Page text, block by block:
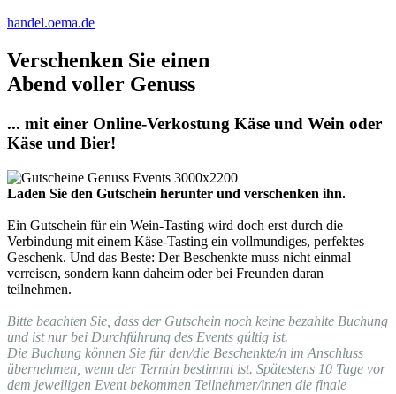
handel.oema.de
Verschenken Sie einen
Abend voller Genuss
... mit einer Online-Verkostung Käse und Wein oder
Käse und Bier!
Laden Sie den Gutschein herunter und verschenken ihn.
Ein Gutschein für ein Wein-Tasting wird doch erst durch die
Verbindung mit einem Käse-Tasting ein vollmundiges, perfektes
Geschenk. Und das Beste: Der Beschenkte muss nicht einmal
verreisen, sondern kann daheim oder bei Freunden daran
teilnehmen.
Bitte beachten Sie, dass der Gutschein noch keine bezahlte Buchung
und ist nur bei Durchführung des Events gültig ist.
Die Buchung können Sie für den/die Beschenkte/n im Anschluss
übernehmen, wenn der Termin bestimmt ist. Spätestens 10 Tage vor
dem jeweiligen Event bekommen Teilnehmer/innen die finale